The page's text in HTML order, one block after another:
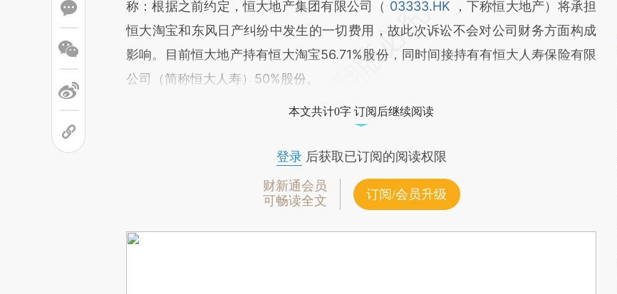
称：根据之前约定，恒大地产集团有限公司（ 03333.HK
，下称恒大地产）将承担
恒大淘宝和东风日产纠纷中发生的一切费用，故此次诉讼不会对公司财务方面构成
影响。目前恒大地产持有恒大淘宝56.71%股份，同时间接持有有恒大人寿保险有限
公司（简称恒大人寿）50%股份。
本文共计0字 订阅后继续阅读
登录后获取已订阅的阅读权限
财新通会员
可畅读全文
订阅/会员升级